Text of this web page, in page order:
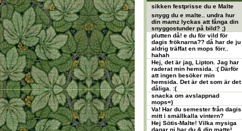
sikken festprisse du e Malte
snygg du e malte.. undra hur
din mamz lyckas att fånga din
snyggostunder på bild? ;)
plutten då! e du för vild för
dagis fröknarna?? då har de ju
aldrig träffat en mops förr..
hahah
Hej, det är jag, Lipton. Jag har
raderat min hemsida. :( Därför
att ingen besöker min
hemsida. Det är det som är det
dåliga. :(
snacka om avslappnad
mops=)
Va! Har du semester från dagis
mitt i smällkalla vintern?
Hej Sötis-Malte! Vilka mysiga
dagar ni har du & din matte!